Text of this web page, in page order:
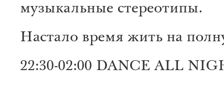
музыкальные стереотипы.
Настало время жить на
22:30-02:00 DANCE ALL